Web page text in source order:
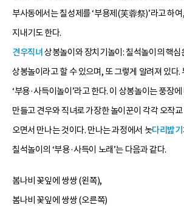
부사동에서는 칠성제를 ‘부용제(芙蓉祭)’라고 하
지내기도 한다.
견우직녀 상봉놀이와 장치기놀이: 칠석놀이의 핵심
상봉놀이라고 할 수 있으며, 또 그렇게 알려져 있다.
‘부용·사득이놀이’라고 한다. 이 상봉놀이는 풍장
만들고 견우와 직녀로 가장한 놀이꾼이 각각 오작
오면서 만나는 것이다. 만나는 과정에서 놋다리밟기
칠석놀이의 ‘부용·사득이 노래’는 다음과 같다.
봄나비 꽃잎에 쌍쌍 (왼쪽),
봄나비 꽃잎에 쌍쌍 (오른쪽)